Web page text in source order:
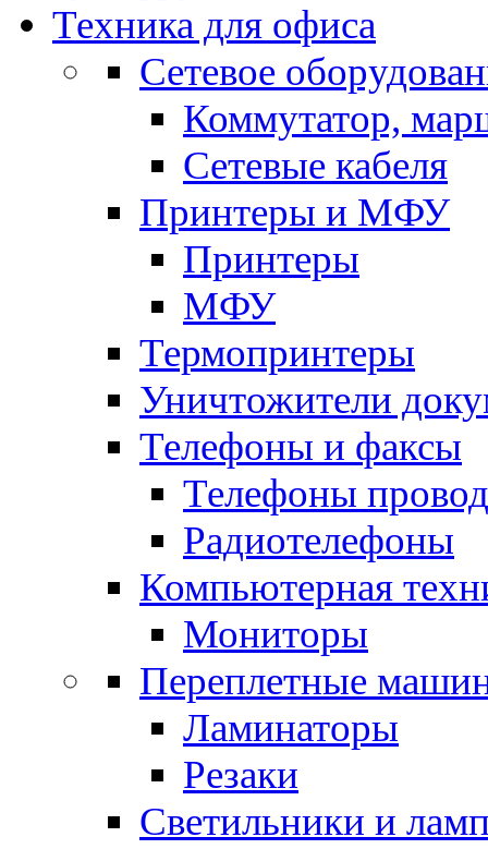
Техника для офиса
Сетевое
Коммутатор,
Сетевые кабеля
Принтеры и МФУ
Принтеры
МФУ
Термопринтеры
Уничтожители
Телефоны и факсы
Телефоны
Радиотелефоны
Компьютерная
Мониторы
Переплетные
Ламинаторы
Резаки
Светильники и